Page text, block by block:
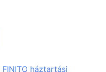
FINITO háztartási